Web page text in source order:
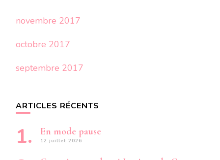
novembre 2017
octobre 2017
septembre 2017
ARTICLES RÉCENTS
En mode pause
12 juillet 2026